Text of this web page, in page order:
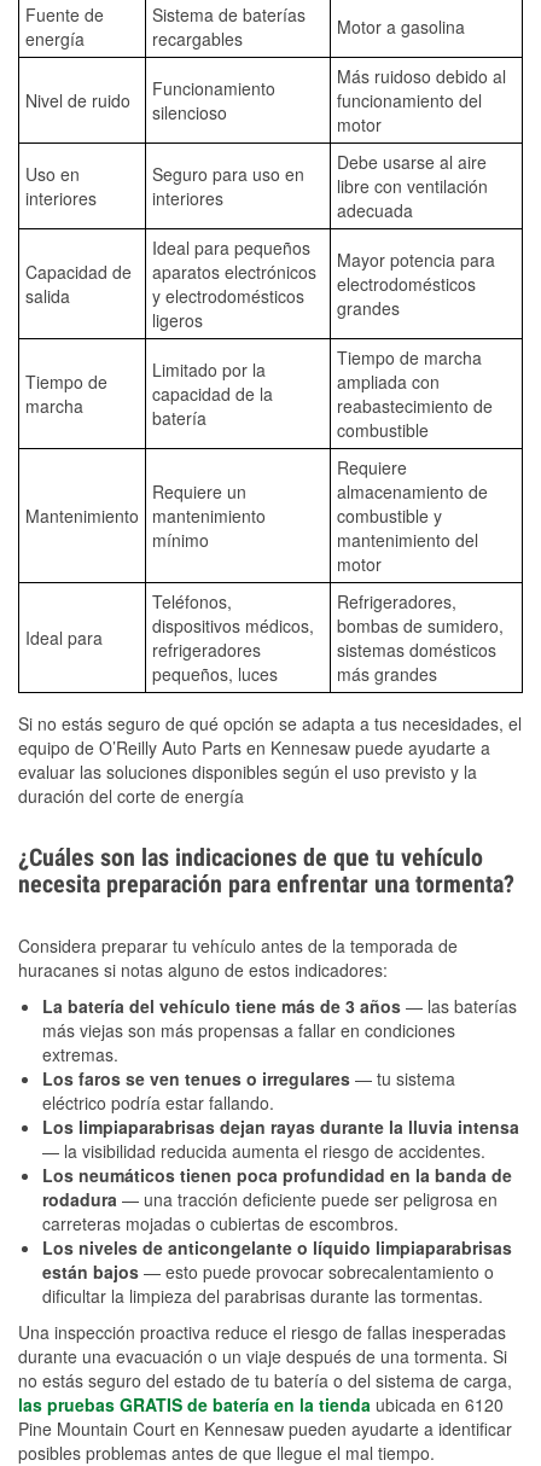
Fuente de
energía
Sistema de baterías
recargables
Motor a gasolina
Nivel de ruido
Funcionamiento
silencioso
Más ruidoso debido al
funcionamiento del
motor
Uso en
interiores
Seguro para uso en
interiores
Debe usarse al aire
libre con ventilación
adecuada
Capacidad de
salida
Ideal para pequeños
aparatos electrónicos
y electrodomésticos
ligeros
Mayor potencia para
electrodomésticos
grandes
Tiempo de
marcha
Limitado por la
capacidad de la
batería
Tiempo de marcha
ampliada con
reabastecimiento de
combustible
Mantenimiento
Requiere un
mantenimiento
mínimo
Requiere
almacenamiento de
combustible y
mantenimiento del
motor
Ideal para
Teléfonos,
dispositivos médicos,
refrigeradores
pequeños, luces
Refrigeradores,
bombas de sumidero,
sistemas domésticos
más grandes
Si no estás seguro de qué opción se adapta a tus necesidades, el
equipo de O’Reilly Auto Parts en Kennesaw puede ayudarte a
evaluar las soluciones disponibles según el uso previsto y la
duración del corte de energía
¿Cuáles son las indicaciones de que tu vehículo
necesita preparación para enfrentar una tormenta?
Considera preparar tu vehículo antes de la temporada de
huracanes si notas alguno de estos indicadores:
La batería del vehículo tiene más de 3 años — las baterías
más viejas son más propensas a fallar en condiciones
extremas.
Los faros se ven tenues o irregulares — tu sistema
eléctrico podría estar fallando.
Los limpiaparabrisas dejan rayas durante la lluvia intensa
— la visibilidad reducida aumenta el riesgo de accidentes.
Los neumáticos tienen poca profundidad en la banda de
rodadura — una tracción deficiente puede ser peligrosa en
carreteras mojadas o cubiertas de escombros.
Los niveles de anticongelante o líquido limpiaparabrisas
están bajos — esto puede provocar sobrecalentamiento o
dificultar la limpieza del parabrisas durante las tormentas.
Una inspección proactiva reduce el riesgo de fallas inesperadas
durante una evacuación o un viaje después de una tormenta. Si
no estás seguro del estado de tu batería o del sistema de carga,
las pruebas GRATIS de batería en la tienda ubicada en 6120
Pine Mountain Court en Kennesaw pueden ayudarte a identificar
posibles problemas antes de que llegue el mal tiempo.